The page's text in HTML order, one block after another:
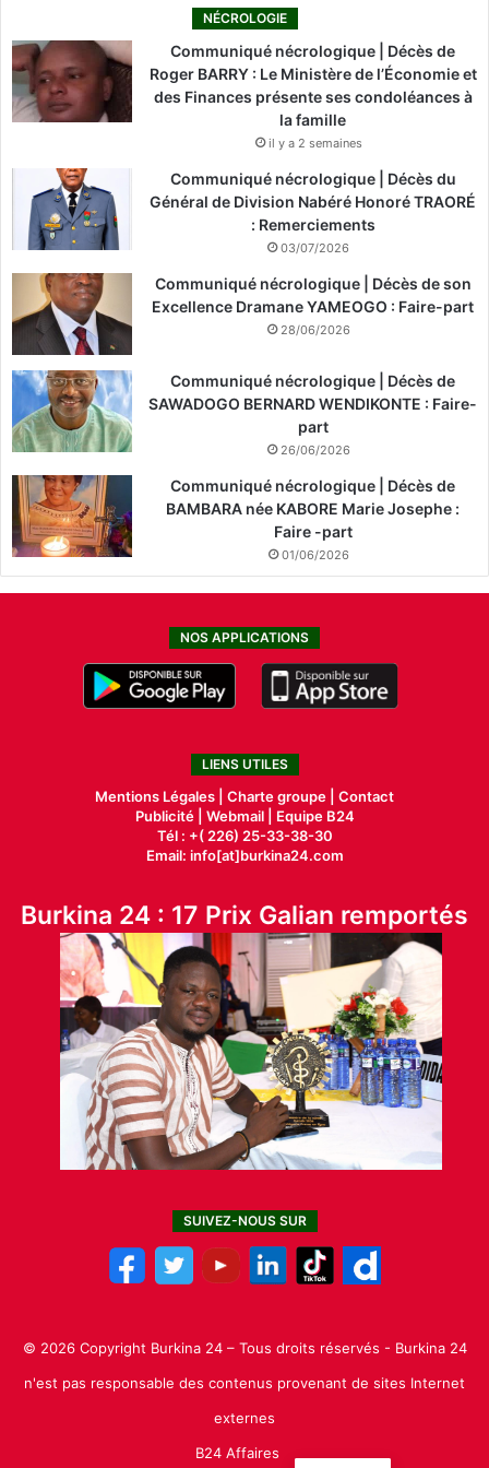
NÉCROLOGIE
Communiqué nécrologique | Décès de
Roger BARRY : Le Ministère de l’Économie et
des Finances présente ses condoléances à
la famille
il y a 2 semaines
Communiqué nécrologique | Décès du
Général de Division Nabéré Honoré TRAORÉ
: Remerciements
03/07/2026
Communiqué nécrologique | Décès de son
Excellence Dramane YAMEOGO : Faire-part
28/06/2026
Communiqué nécrologique | Décès de
SAWADOGO BERNARD WENDIKONTE : Faire-
part
26/06/2026
Communiqué nécrologique | Décès de
BAMBARA née KABORE Marie Josephe :
Faire -part
01/06/2026
NOS APPLICATIONS
LIENS UTILES
Mentions Légales | Charte groupe | Contact
Publicité| Webmail |
Equipe B24
Tél : +( 226) 25-33-38-30
Email: info[at]burkina24.com
Burkina 24 : 17 Prix Galian remportés
SUIVEZ-NOUS SUR
© 2026 Copyright Burkina 24 – Tous droits réservés - Burkina 24
n'est pas responsable des contenus provenant de sites Internet
externes
B24 Affaires